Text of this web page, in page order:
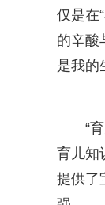
仅是在
的辛酸
是我的
“
育儿知
提供了